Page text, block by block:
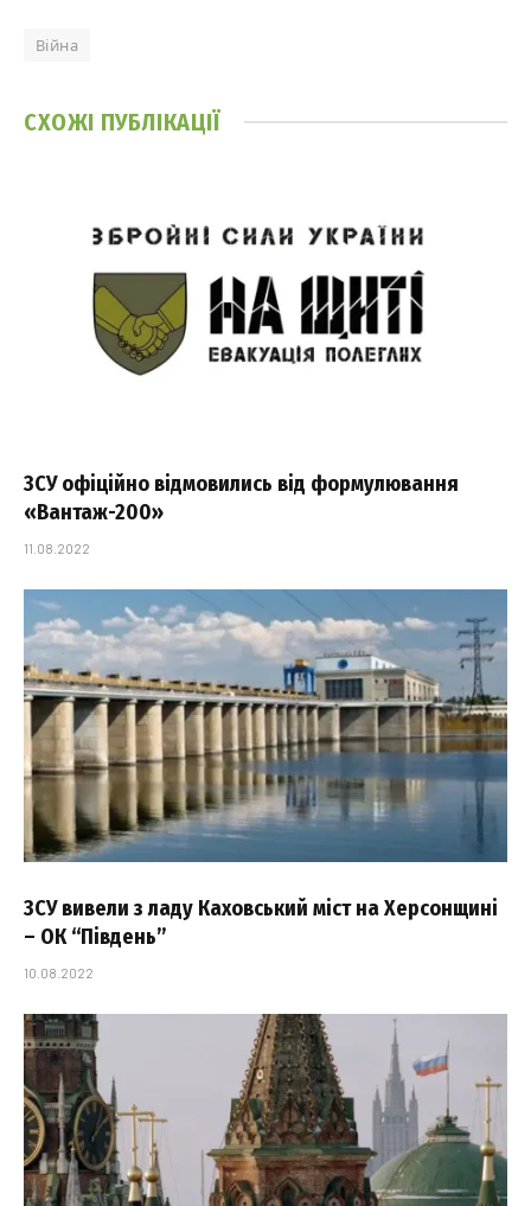
Війна
СХОЖІ ПУБЛІКАЦІЇ
ЗСУ офіційно відмовились від формулювання
«Вантаж-200»
11.08.2022
ЗСУ вивели з ладу Каховський міст на Херсонщині
– ОК “Південь”
10.08.2022